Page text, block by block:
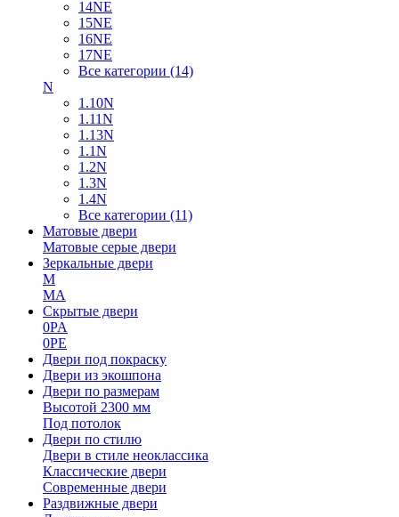
14NE
15NE
16NE
17NE
Все категории (14)
N
1.10N
1.11N
1.13N
1.1N
1.2N
1.3N
1.4N
Все категории (11)
Матовые двери
Матовые серые двери
Зеркальные двери
M
MA
Скрытые двери
0PA
0PE
Двери под покраску
Двери из экошпона
Двери по размерам
Высотой 2300 мм
Под потолок
Двери по стилю
Двери в стиле неоклассика
Классические двери
Современные двери
Раздвижные двери